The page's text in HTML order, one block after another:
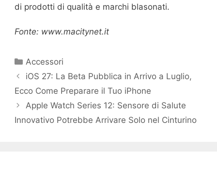
di prodotti di qualità e marchi blasonati.
Fonte: www.macitynet.it
Categorie
Accessori
iOS 27: La Beta Pubblica in Arrivo a Luglio,
Ecco Come Preparare il Tuo iPhone
Apple Watch Series 12: Sensore di Salute
Innovativo Potrebbe Arrivare Solo nel Cinturino